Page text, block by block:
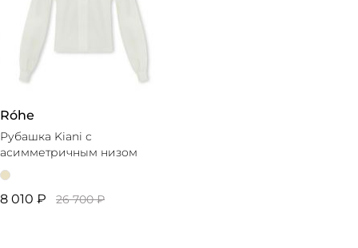
Róhe
Рубашка Kiani с
асимметричным низом
8 010 ₽ 26 700 ₽